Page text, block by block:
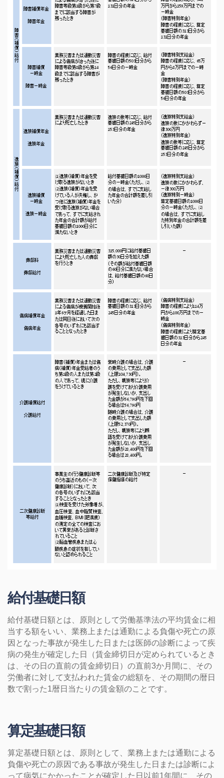
給付基礎日額
給付基礎日額とは、原則として労働基準法の平均賃金に相
当する額をいい、業務上または通勤による負傷や死亡の原
因となった事故が発生した日または医師の診断によって疾
病の発生が確定した日（賃金締切日が定められているとき
は、その日の直前の賃金締切日）の直前3か月間に、その
労働者に対して支払われた賃金の総額を、その期間の暦日
数で割った1暦日当たりの賃金額のことです。
算定基礎日額
算定基礎日額とは、原則として、業務上または通勤による
負傷や死亡の原因である事故が発生した日または診断によ
って病気にかかったことが確定した日以前1年間に、その